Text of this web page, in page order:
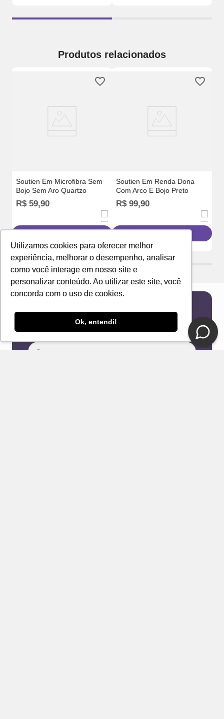
Utilizamos cookies para oferecer melhor
experiência, melhorar o desempenho, analisar
como você interage em nosso site e
personalizar conteúdo. Ao utilizar este site, você
concorda com o uso de cookies.
Ok, entendi!
Produtos relacionados
Soutien Em Microfibra Sem
Bojo Sem Aro Quartzo
R$ 59,90
Soutien Em Renda Dona
Com Arco E Bojo Preto
R$ 99,90
Newsletter
Receba novidades e ofertas exclusivas em seu